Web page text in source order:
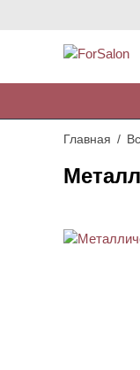
Главная